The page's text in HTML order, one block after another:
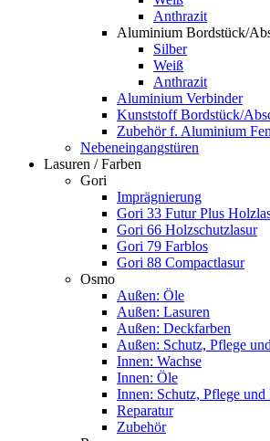
Anthrazit
Aluminium Bordstück/
Silber
Weiß
Anthrazit
Aluminium Verbinder
Kunststoff Bordstück/
Zubehör f. Aluminium
Nebeneingangstüren
Lasuren / Farben
Gori
Imprägnierung
Gori 33 Futur Plus
Gori 66 Holzschutzlasur
Gori 79 Farblos
Gori 88 Compactlasur
Osmo
Außen: Öle
Außen: Lasuren
Außen: Deckfarben
Außen: Schutz, Pflege
Innen: Wachse
Innen: Öle
Innen: Schutz, Pflege
Reparatur
Zubehör